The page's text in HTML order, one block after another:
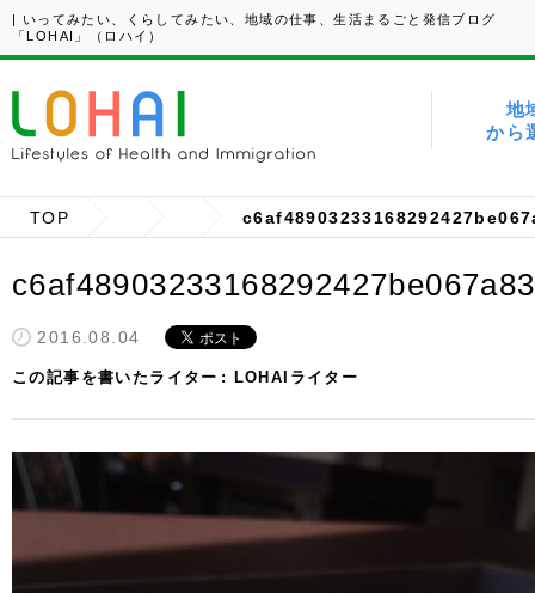
| いってみたい、くらしてみたい、地域の仕事、生活まるごと発信ブログ
「LOHAI」（ロハイ）
地
から
TOP
2016.08.04
この記事を書いたライター LOHAIライター